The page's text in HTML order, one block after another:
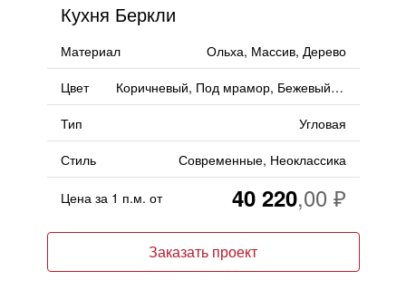
Кухня Беркли
Материал
Ольха, Массив, Дерево
Цвет
Коричневый, Под мрамор, Бежевый, Ваниль
Тип
Угловая
Стиль
Современные, Неоклассика
Цена за 1 п.м. от 40 220
Заказать проект